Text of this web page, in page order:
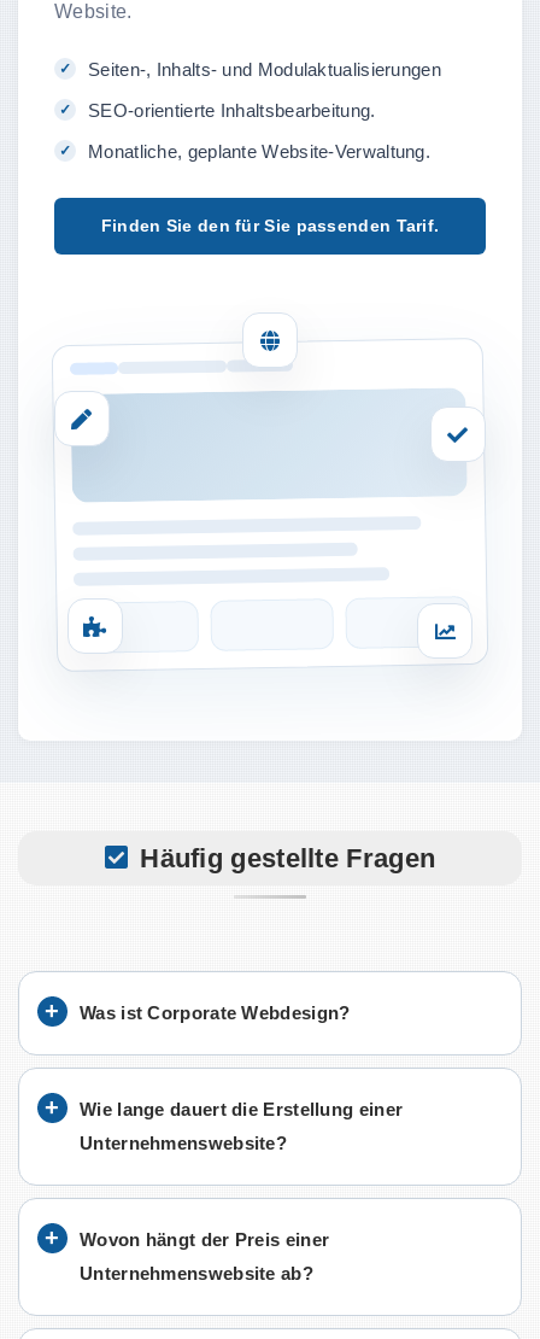
Website.
Seiten-, Inhalts- und Modulaktualisierungen
SEO-orientierte Inhaltsbearbeitung.
Monatliche, geplante Website-Verwaltung.
Finden Sie den für Sie passenden Tarif.
Häufig gestellte Fragen
Was ist Corporate Webdesign?
Wie lange dauert die Erstellung einer
Unternehmenswebsite?
Wovon hängt der Preis einer
Unternehmenswebsite ab?